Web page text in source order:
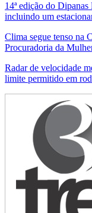
14ª edição do
incluindo um
Clima segue tenso na
Procuradoria da
Radar de velocidade
limite permitido em